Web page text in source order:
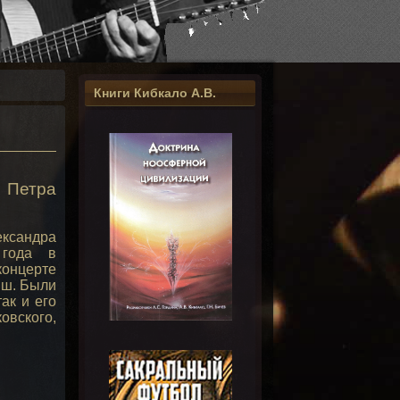
в
Были
и его
Книги Кибкало А.В.